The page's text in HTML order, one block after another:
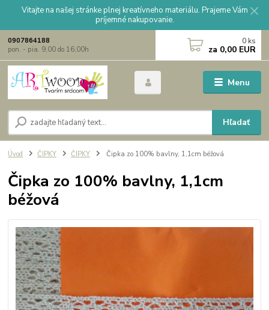
Vitajte na našej stránke plnej kreatívneho materiálu. Prajeme Vám
príjemné nakupovanie.
Menu
Hľadať
0907864188
pon. - pia. 9,00 do 16,00h
0 ks
za 0,00 EUR
Úvod ČIPKY ČIPKY Čipka zo 100% bavlny, 1,1cm béžová
Čipka zo 100% bavlny, 1,1cm
béžová